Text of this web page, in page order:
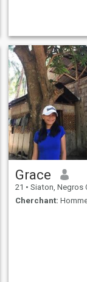
Grace
21 • Siaton, Negros Oriental,
Cherchant: